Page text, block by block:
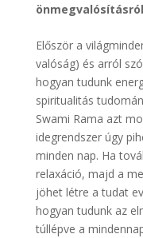
Először a
valóság) és arról
hogyan tudunk
spiritualitás
Swami Rama azt
idegrendszer úgy
minden nap. Ha
relaxáció, majd a
jöhet létre a tudat
hogyan tudunk az
túllépve a